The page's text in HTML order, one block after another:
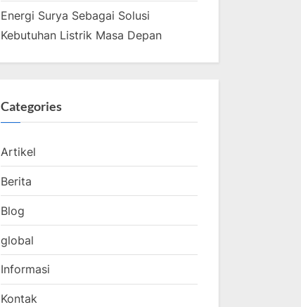
Energi Surya Sebagai Solusi
Kebutuhan Listrik Masa Depan
Categories
Artikel
Berita
Blog
global
Informasi
Kontak